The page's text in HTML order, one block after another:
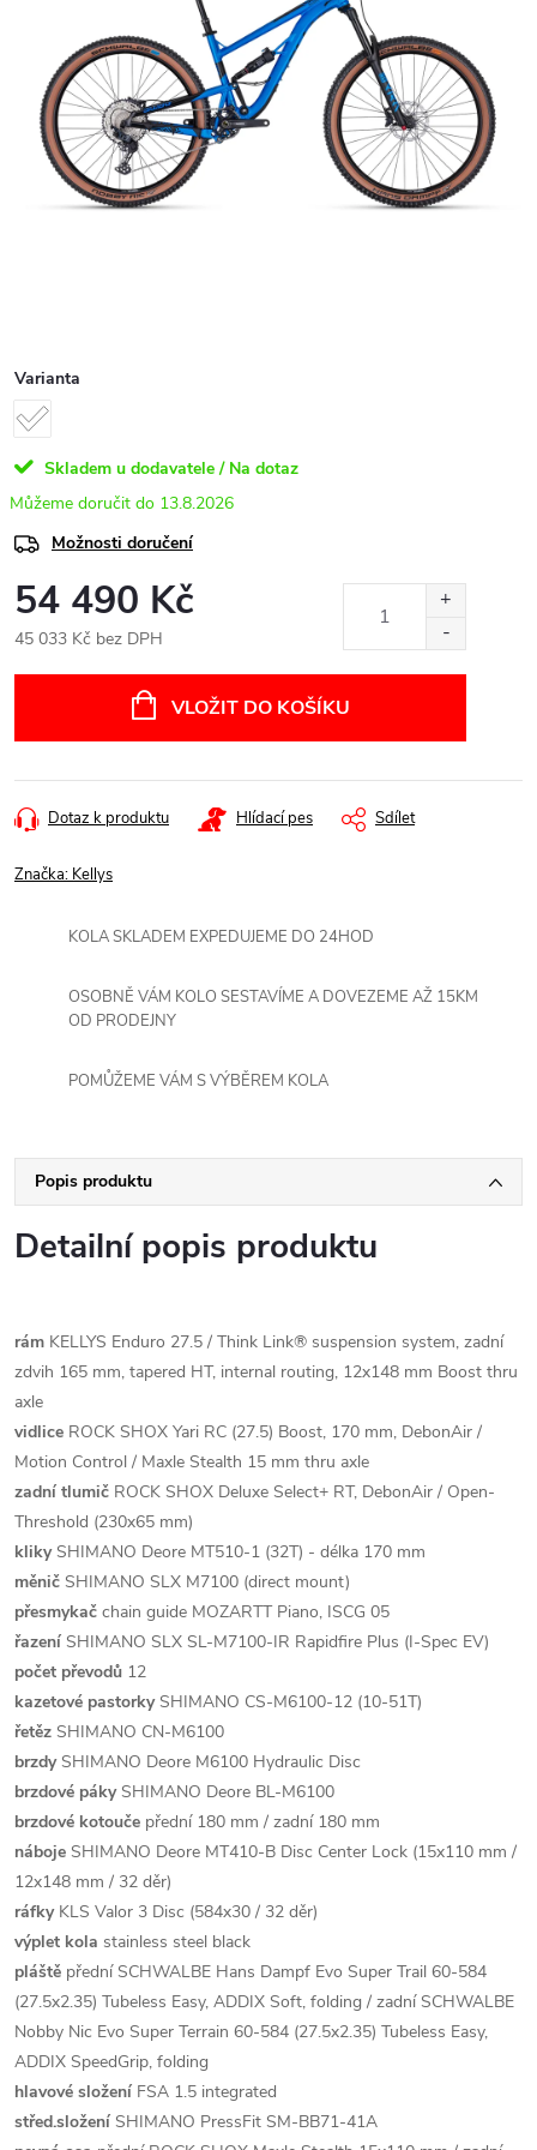
Varianta
Skladem u dodavatele / Na dotaz
13.8.2026
Možnosti doručení
54 490 Kč
45 033 Kč bez DPH
VLOŽIT DO KOŠÍKU
Dotaz k produktu Hlídací pes Sdílet
Značka: Kellys
KOLA SKLADEM EXPEDUJEME DO 24HOD
OSOBNĚ VÁM KOLO SESTAVÍME A DOVEZEME AŽ 15KM
OD PRODEJNY
POMŮŽEME VÁM S VÝBĚREM KOLA
Popis produktu
Detailní popis produktu
rám KELLYS Enduro 27.5 / Think Link® suspension system, zadní
zdvih 165 mm, tapered HT, internal routing, 12x148 mm Boost thru
axle
vidlice ROCK SHOX Yari RC (27.5) Boost, 170 mm, DebonAir /
Motion Control / Maxle Stealth 15 mm thru axle
zadní tlumič ROCK SHOX Deluxe Select+ RT, DebonAir / Open-
Threshold (230x65 mm)
klikySHIMANO Deore MT510-1 (32T) - délka 170 mm
měnič SHIMANO SLX M7100 (direct mount)
přesmykač chain guide MOZARTT Piano, ISCG 05
řazení SHIMANO SLX SL-M7100-IR Rapidfire Plus (I-Spec EV)
počet převodů 12
kazetové pastorkySHIMANO CS-M6100-12 (10-51T)
řetěz SHIMANO CN-M6100
brzdySHIMANO Deore M6100 Hydraulic Disc
brzdové pákySHIMANO Deore BL-M6100
brzdové kotouče přední 180 mm / zadní 180 mm
náboje SHIMANO Deore MT410-B Disc Center Lock (15x110 mm /
12x148 mm / 32 děr)
ráfkyKLS Valor 3 Disc (584x30 / 32 děr)
výplet kola stainless steel black
pláště přední SCHWALBE Hans Dampf Evo Super Trail 60-584
(27.5x2.35) Tubeless Easy, ADDIX Soft, folding / zadní SCHWALBE
Nobby Nic Evo Super Terrain 60-584 (27.5x2.35) Tubeless Easy,
ADDIX SpeedGrip, folding
hlavové složení FSA 1.5 integrated
střed.složení SHIMANO PressFit SM-BB71-41A